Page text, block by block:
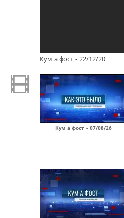
Кум а фост - 22/12/20
Кум а фост - 07/08/26